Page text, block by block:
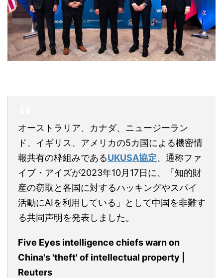
オーストラリア、カナダ、ニュージーラン
ド、イギリス、アメリカの5カ国による機密情
報共有の枠組みであるUKUSA協定、通称ファ
イブ・アイズが2023年10月17日に、「知的財
産の窃取と各国に対するハッキングやスパイ
活動にAIを利用している」として中国を非難す
る共同声明を発表しました。
Five Eyes intelligence chiefs warn on
China's 'theft' of intellectual property |
Reuters